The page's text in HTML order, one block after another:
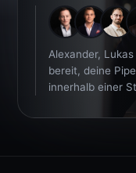
Alexander,
bereit, deine
innerhalb einer